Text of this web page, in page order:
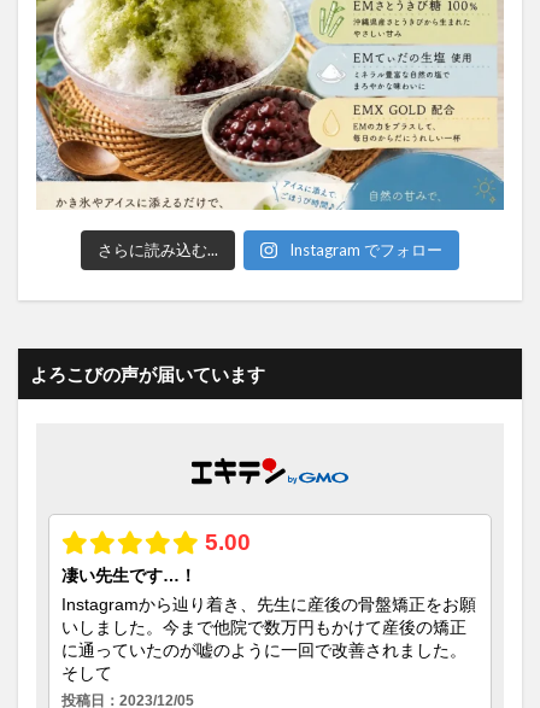
さらに読み込む... Instagram でフォロー
よろこびの声が届いています